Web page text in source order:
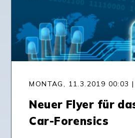
MONTAG, 11.3.2019 00:03
Neuer Flyer für
Car-Forensics